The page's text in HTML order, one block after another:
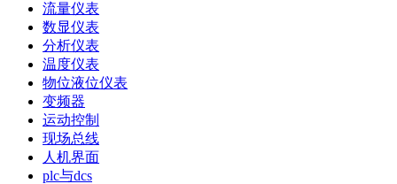
流量仪表
数显仪表
分析仪表
温度仪表
物位液位仪表
变频器
运动控制
现场总线
人机界面
plc与dcs